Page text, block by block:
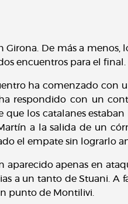
De más a
encuentros para el final.
ha comenzado con
respondido con un
que los catalanes
a la salida de un
el empate sin lograrlo
apenas en
a un tanto de Stuani. A
punto de Montilivi.